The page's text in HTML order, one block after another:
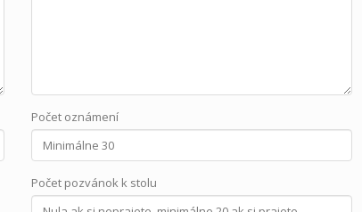
Počet oznámení
Počet pozvánok k stolu